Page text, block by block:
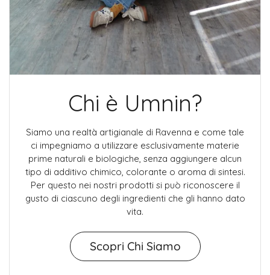
Chi è Umnin?
Siamo una realtà artigianale di Ravenna e come tale
ci impegniamo a utilizzare esclusivamente materie
prime naturali e biologiche, senza aggiungere alcun
tipo di additivo chimico, colorante o aroma di sintesi.
Per questo nei nostri prodotti si può riconoscere il
gusto di ciascuno degli ingredienti che gli hanno dato
vita.
Scopri Chi Siamo